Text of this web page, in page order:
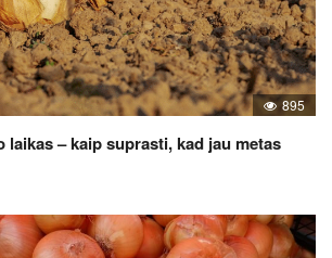
895
laikas – kaip suprasti, kad jau metas